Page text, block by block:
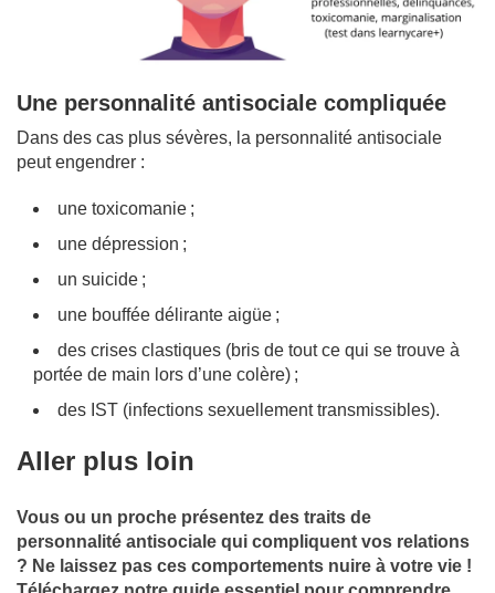
Une personnalité antisociale compliquée
Dans des cas plus sévères, la personnalité antisociale
peut engendrer :
une toxicomanie ;
une dépression ;
un suicide ;
une bouffée délirante aigüe ;
des crises clastiques (bris de tout ce qui se trouve à
portée de main lors d’une colère) ;
des IST (infections sexuellement transmissibles).
Aller plus loin
Vous ou un proche présentez des traits de
personnalité antisociale qui compliquent vos relations
? Ne laissez pas ces comportements nuire à votre vie !